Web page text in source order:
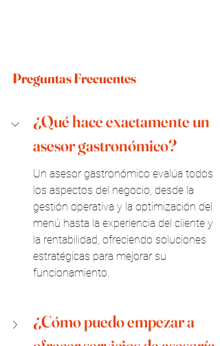
Preguntas Frecuentes
¿Qué hace exactamente un
asesor gastronómico?
Un asesor gastronómico evalúa todos
los aspectos del negocio, desde la
gestión operativa y la optimización del
menú hasta la experiencia del cliente y
la rentabilidad, ofreciendo soluciones
estratégicas para mejorar su
funcionamiento.
¿Cómo puedo empezar a